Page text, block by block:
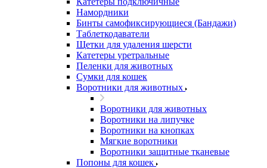
Намордники
Бинты самофиксирующиеся (Бандажи)
Таблеткодаватели
Щетки для удаления шерсти
Катетеры уретральные
Пеленки для животных
Сумки для кошек
Воротники для животных
Воротники для животных
Воротники на липучке
Воротники на кнопках
Мягкие воротники
Воротники защитные тканевые
Попоны для кошек